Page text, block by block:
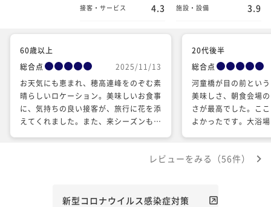
接客・サービス 4.3 施設・設備 3.9
60歳以上
総合点
2025/11/13
お天気にも恵まれ、穂高連峰をのぞむ素
晴らしいロケーション。美味しいお食事
に、気持ちの良い接客が、旅行に花を添
えてくれました。また、来シーズンも必
20代後半
総合点
河童橋が目の前とい
美味しさ、朝食会場
さが最高でした。こ
よかったです。大浴
ございました。
レビューをみる（56件）
新型コロナウイルス感染症対策